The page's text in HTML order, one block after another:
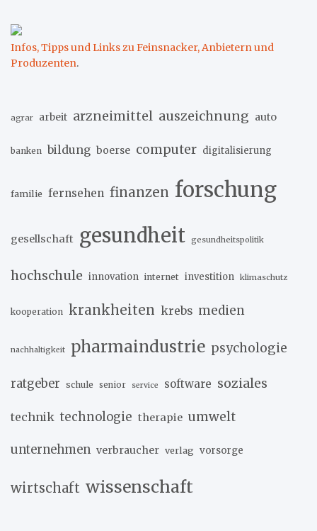
Infos, Tipps und Links zu Feinsnacker, Anbietern und
Produzenten.
agrar arbeit arzneimittel auszeichnung auto
banken bildung boerse computer digitalisierung
familie fernsehen finanzen forschung
gesellschaft gesundheit gesundheitspolitik
hochschule innovation internet investition klimaschutz
kooperation krankheiten krebs medien
nachhaltigkeit pharmaindustrie psychologie
ratgeber schule senior service software soziales
technik technologie therapie umwelt
unternehmen verbraucher verlag vorsorge
wirtschaft wissenschaft